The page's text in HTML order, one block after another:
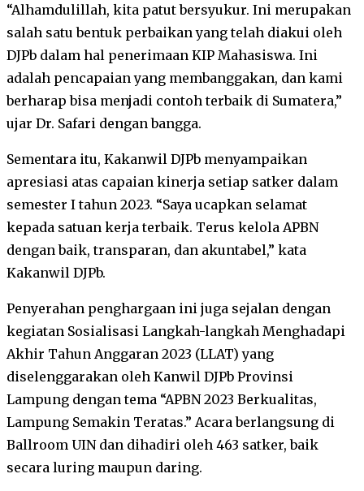
“Alhamdulillah, kita patut bersyukur. Ini merupakan
salah satu bentuk perbaikan yang telah diakui oleh
DJPb dalam hal penerimaan KIP Mahasiswa. Ini
adalah pencapaian yang membanggakan, dan kami
berharap bisa menjadi contoh terbaik di Sumatera,”
ujar Dr. Safari dengan bangga.
Sementara itu, Kakanwil DJPb menyampaikan
apresiasi atas capaian kinerja setiap satker dalam
semester I tahun 2023. “Saya ucapkan selamat
kepada satuan kerja terbaik. Terus kelola APBN
dengan baik, transparan, dan akuntabel,” kata
Kakanwil DJPb.
Penyerahan penghargaan ini juga sejalan dengan
kegiatan Sosialisasi Langkah-langkah Menghadapi
Akhir Tahun Anggaran 2023 (LLAT) yang
diselenggarakan oleh Kanwil DJPb Provinsi
Lampung dengan tema “APBN 2023 Berkualitas,
Lampung Semakin Teratas.” Acara berlangsung di
Ballroom UIN dan dihadiri oleh 463 satker, baik
secara luring maupun daring.